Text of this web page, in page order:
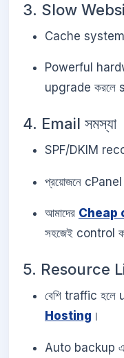
3. Slow
Cache
Powerful
upgrade করলে
4. Email সমস্যা
SPF/DKIM
প্রয়োজনে
আমাদের Cheap
সহজেই control
5. Resource
বেশি traffic
Hosting ।
Auto backup